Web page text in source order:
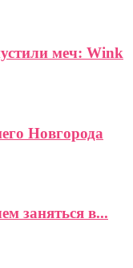
меч: Wink
Новгорода
заняться в...